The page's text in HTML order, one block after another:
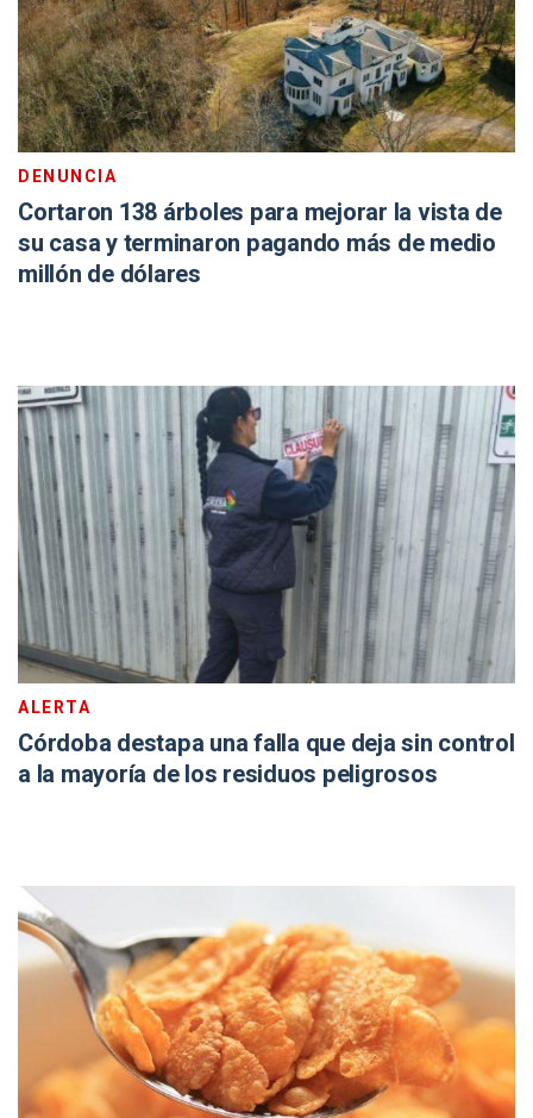
DENUNCIA
Cortaron 138 árboles para mejorar la vista de
su casa y terminaron pagando más de medio
millón de dólares
ALERTA
Córdoba destapa una falla que deja sin control
a la mayoría de los residuos peligrosos